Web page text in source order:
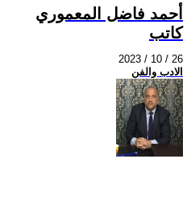
أحمد فاضل المعموري
كاتب
2023 / 10 / 26
الادب والفن